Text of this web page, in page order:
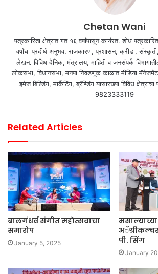
Chetan Wani
पत्रकारिता क्षेत्रात गत १६ वर्षांपासून कार्यरत. शोध
वर्षांचा प्रदीर्घ अनुभव. राजकारण, प्रशासन, क्रीडा,
लेखन. विविध दैनिक, मंत्रालय, माहिती व जनसंपर्क
लोकसभा, विधानसभा, मनपा निवडणूक काळात मीडिया
इमेज बिल्डिंग, मार्केटिंग, ब्रॅण्डिंग यासारख्या विविध
9823333119
Related Articles
बालगंधर्व संगीत महोत्सवाचा
समारोप
January 5, 2025
अॅग्रीकल्चर
पी. सिंग
January